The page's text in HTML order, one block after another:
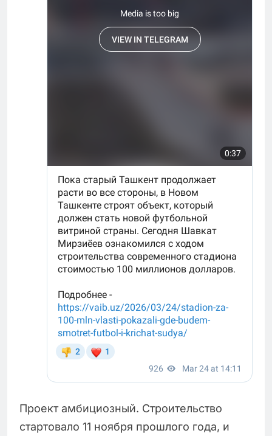
Проект амбициозный. Строительство
стартовало 11 ноября прошлого года, и